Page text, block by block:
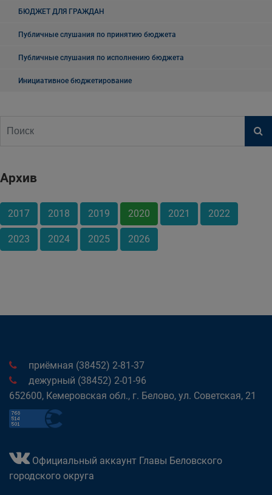
БЮДЖЕТ ДЛЯ ГРАЖДАН
Публичные слушания по принятию бюджета
Публичные слушания по исполнению бюджета
Инициативное бюджетирование
Архив
2017 2018 2019 2020 2021 2022
2023 2024 2025 2026
приёмная (38452) 2-81-37
дежурный (38452) 2-01-96
652600, Кемеровская обл., г. Белово, ул. Советская, 21
Официальный аккаунт Главы Беловского
городского округа